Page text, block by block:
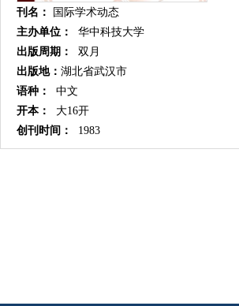
刊名：
国际学术动态
主办单位：
华中科技大学
出版周期：
双月
出版地： 湖北省武汉市
语种：
中文
开本：
大16开
创刊时间：
1983